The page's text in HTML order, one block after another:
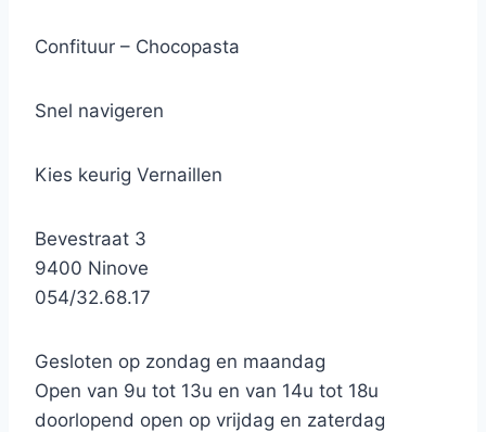
Confituur – Chocopasta
Snel navigeren
Kies keurig Vernaillen
Bevestraat 3
9400 Ninove
054/32.68.17
Gesloten op zondag en maandag
Open van 9u tot 13u en van 14u tot 18u
doorlopend open op vrijdag en zaterdag